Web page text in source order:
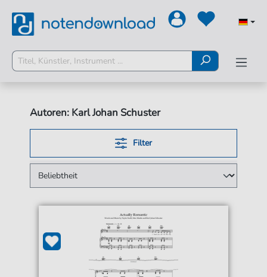
Autoren: Karl Johan Schuster
Filter